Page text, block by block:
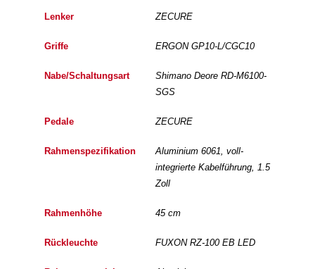
Lenker ZECURE
Griffe ERGON GP10-L/CGC10
Nabe/Schaltungsart
Shimano Deore RD-M6100-
SGS
Pedale ZECURE
Rahmenspezifikation
Aluminium 6061, voll-
integrierte Kabelführung, 1.5
Zoll
Rahmenhöhe 45 cm
Rückleuchte FUXON RZ-100 EB LED